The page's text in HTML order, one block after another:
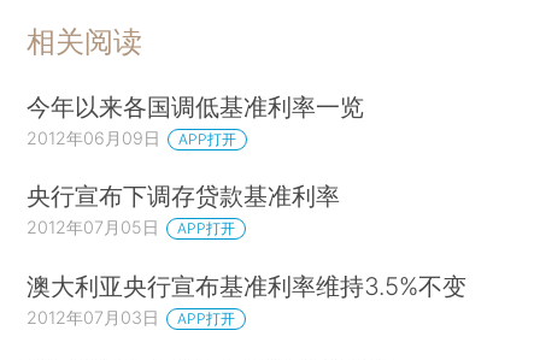
相关阅读
今年以来各国调低基准利率一览
2012年06月09日 APP打开
央行宣布下调存贷款基准利率
2012年07月05日 APP打开
澳大利亚央行宣布基准利率维持3.5%不变
2012年07月03日 APP打开